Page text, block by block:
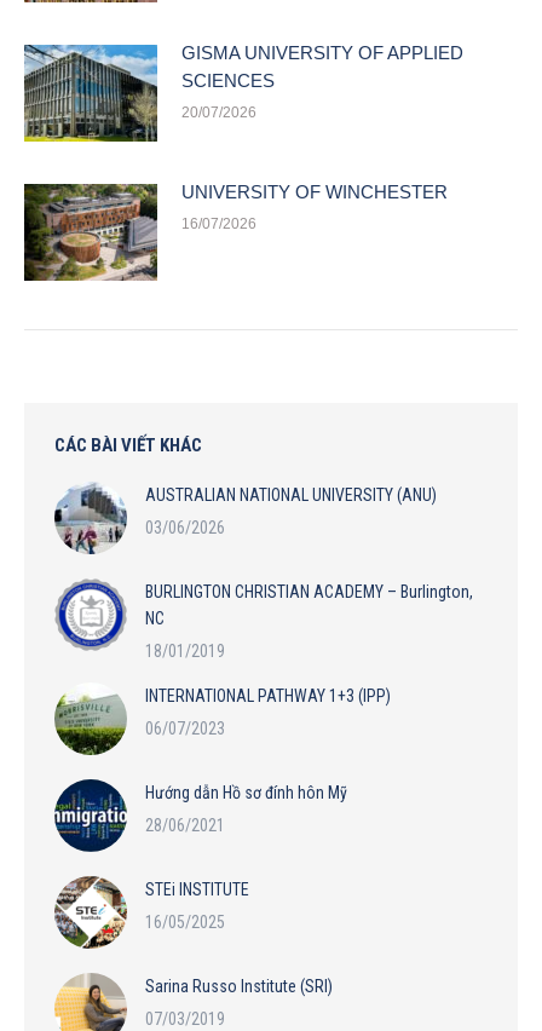
GISMA UNIVERSITY OF APPLIED
SCIENCES
20/07/2026
UNIVERSITY OF WINCHESTER
16/07/2026
CÁC BÀI VIẾT KHÁC
AUSTRALIAN NATIONAL UNIVERSITY (ANU)
03/06/2026
BURLINGTON CHRISTIAN ACADEMY – Burlington,
NC
18/01/2019
INTERNATIONAL PATHWAY 1+3 (IPP)
06/07/2023
Hướng dẫn Hồ sơ đính hôn Mỹ
28/06/2021
STEi INSTITUTE
16/05/2025
Sarina Russo Institute (SRI)
07/03/2019